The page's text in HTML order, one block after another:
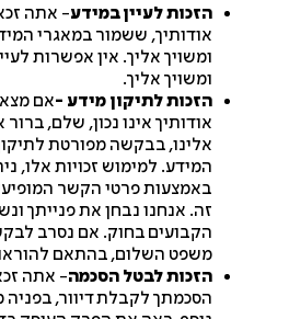
הזכות לעיין במידע- אתה זכאי
אודותיך, ששמור במאגרי המידע
ומשויך אליך. אין אפשרות לעיין
ומשויך אליך.
הזכות לתיקון מידע -אם מצאת
אודותיך אינו נכון, שלם, ברור או
אלינו, בבקשה מפורטת לתיקון או
המידע. למימוש זכויות אלו, ניתן
באמצעות פרטי הקשר המופיעים
זה. אנחנו נבחן את פנייתך ונשיב
הקבועים בחוק. אם נסרב לבקשתך,
משפט השלום, בהתאם להוראות
הזכות לבטל הסכמה- אתה זכאי,
הסכמתך לקבלת דיוור, בפניה